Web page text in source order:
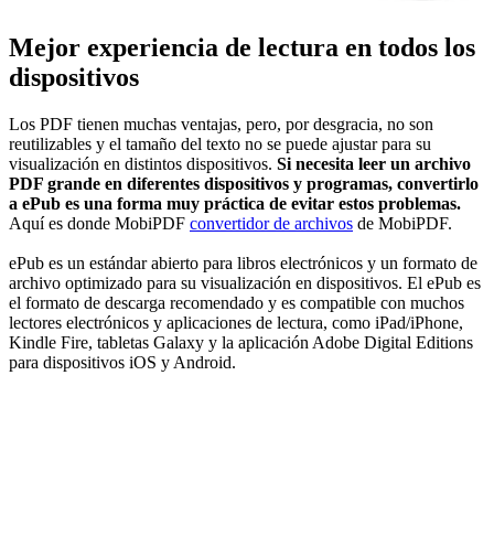
Mejor experiencia de lectura en todos los
dispositivos
Los PDF tienen muchas ventajas, pero, por desgracia, no son
reutilizables y el tamaño del texto no se puede ajustar para su
visualización en distintos dispositivos. Si necesita leer un archivo
PDF grande en diferentes dispositivos y programas, convertirlo
a ePub es una forma muy práctica de evitar estos problemas.
Aquí es donde MobiPDF convertidor de archivos de MobiPDF.
ePub es un estándar abierto para libros electrónicos y un formato de
archivo optimizado para su visualización en dispositivos. El ePub es
el formato de descarga recomendado y es compatible con muchos
lectores electrónicos y aplicaciones de lectura, como iPad/iPhone,
Kindle Fire, tabletas Galaxy y la aplicación Adobe Digital Editions
para dispositivos iOS y Android.